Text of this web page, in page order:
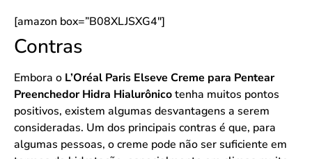
[amazon box=”B08XLJSXG4″]
Contras
Embora o L’Oréal Paris Elseve Creme para Pentear
Preenchedor Hidra Hialurônicotenha muitos pontos
positivos, existem algumas desvantagens a serem
consideradas. Um dos principais contras é que, para
algumas pessoas, o creme pode não ser suficiente em